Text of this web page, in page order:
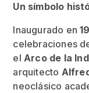
Un símbolo
Inaugurado en
celebraciones
elArco de la
arquitecto
neoclásico